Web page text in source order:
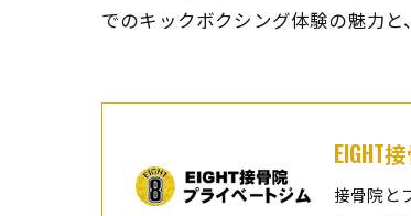
でのキックボクシング体験の魅力
EIGHT
接骨院と